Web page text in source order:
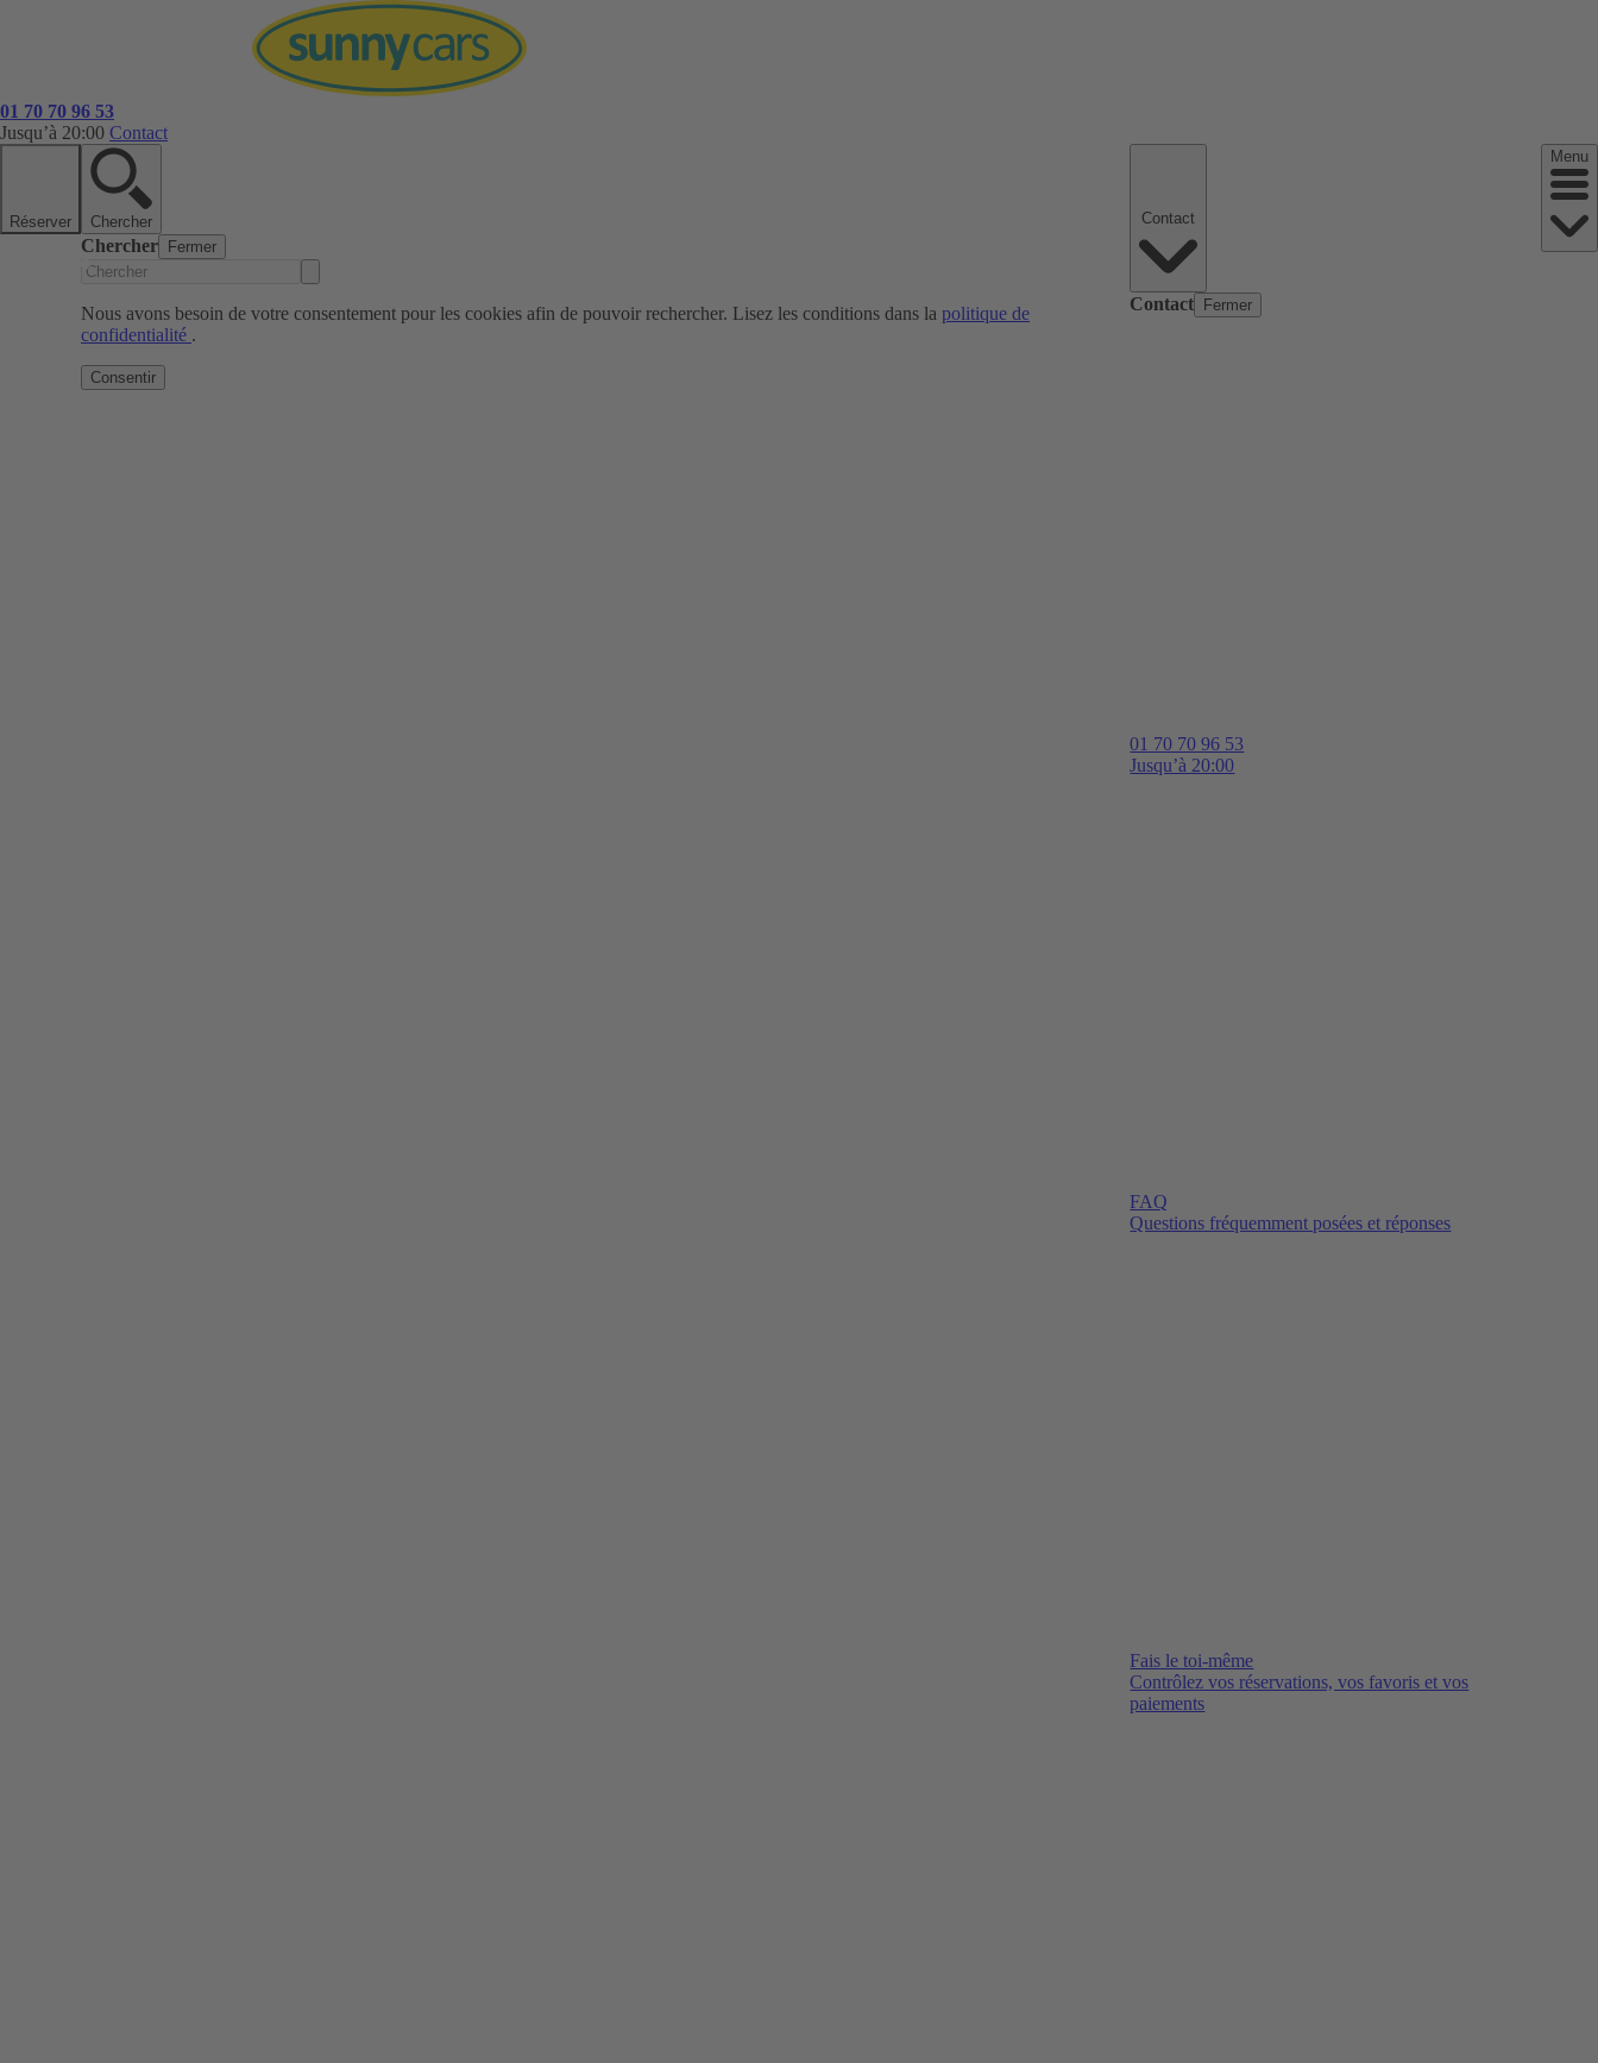
01 70 70 96 53
Jusqu’à 20:00 Contact
Réserver Chercher
Chercher Fermer
Nous avons besoin de votre consentement pour les cookies afin de pouvoir rechercher. Lisez les conditions dans la politique de
confidentialité .
Consentir
Contact Fermer
01 70 70 96 53
Jusqu’à 20:00
FAQ
Questions fréquemment posées et réponses
Fais le toi-même
Contrôlez vos réservations, vos favoris et vos
paiements
Menu